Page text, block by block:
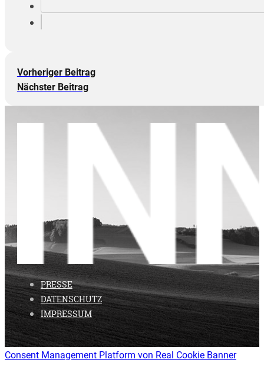
Vorheriger Beitrag
Nächster Beitrag
PRESSE
DATENSCHUTZ
IMPRESSUM
Consent Management Platform von Real Cookie Banner